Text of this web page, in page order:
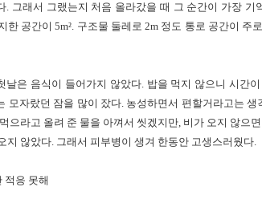
. 그래서 그랬는지 처음 올라갔을 때 그 순간이 가장 기
한 공간이 5m². 구조물 둘레로 2m 정도 통로 공간이 주
날은 음식이 들어가지 않았다. 밥을 먹지 않으니 시간
모자랐던 잠을 많이 잤다. 농성하면서 편할거라고는 생
으라고 올려 준 물을 아껴서 씻겠지만, 비가 오지 않으
지 않았다. 그래서 피부병이 생겨 한동안 고생스러웠다.
적응 못해